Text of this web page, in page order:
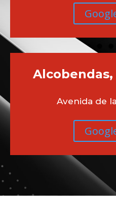
Alcobendas,
Avenida de